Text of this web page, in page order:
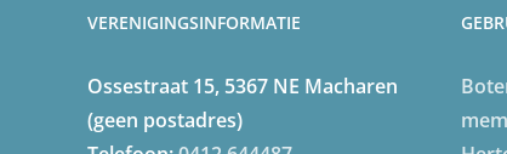
VERENIGINGSINFORMATIE
Ossestraat 15, 5367 NE Macharen
(geen postadres)